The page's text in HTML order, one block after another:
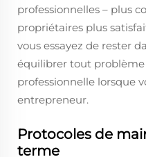
professionnelles – plus
propriétaires plus
vous essayez de rester
équilibrer tout problème
professionnelle lorsque
entrepreneur.
Protocoles de
terme